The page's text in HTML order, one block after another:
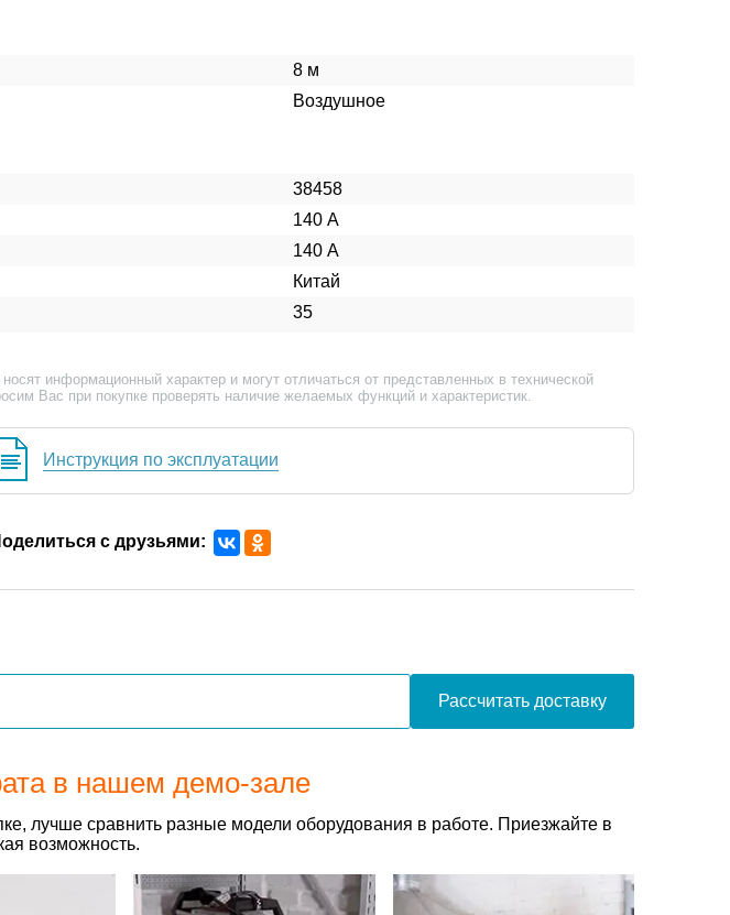
8 м
Воздушное
38458
140 А
140 А
Китай
35
информационный характер и могут отличаться от представленных в технической
Вас при покупке проверять наличие желаемых функций и характеристик.
Инструкция по эксплуатации
с друзьями:
Рассчитать доставку
в нашем демо-зале
лучше сравнить разные модели оборудования в работе. Приезжайте в
возможность.